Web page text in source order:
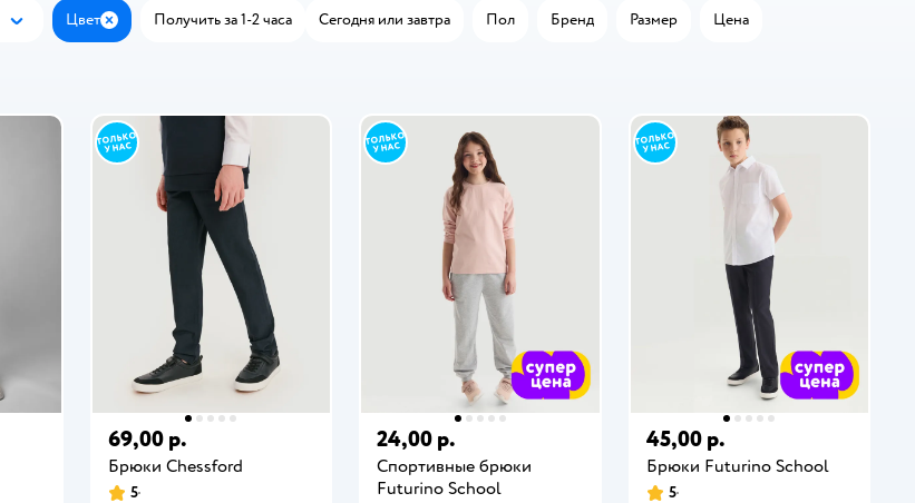
Цвет ЗакрытьПолучить за 1-2 часа Сегодня или завтра Пол Бренд Размер Цена
69,00 р.
Брюки Chessford
5
24,00 р.
Спортивные брюки
Futurino School
45,00 р.
Брюки Futurino School
5